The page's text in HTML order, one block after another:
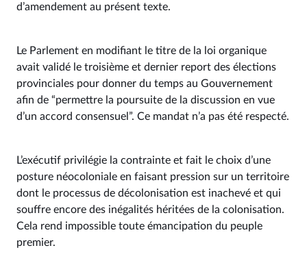
d’amendement au présent texte.
Le Parlement en modifiant le titre de la loi organique
avait validé le troisième et dernier report des élections
provinciales pour donner du temps au Gouvernement
afin de “permettre la poursuite de la discussion en vue
d’un accord consensuel”. Ce mandat n’a pas été respecté.
L’exécutif privilégie la contrainte et fait le choix d’une
posture néocoloniale en faisant pression sur un territoire
dont le processus de décolonisation est inachevé et qui
souffre encore des inégalités héritées de la colonisation.
Cela rend impossible toute émancipation du peuple
premier.